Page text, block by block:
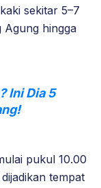
sekitar 5–7
Agung hingga
Ini Dia 5
pukul 10.00
tempat